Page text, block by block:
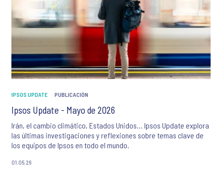
IPSOS UPDATE PUBLICACIÓN
Ipsos Update - Mayo de 2026
Irán, el cambio climático, Estados Unidos… Ipsos Update explora
las últimas investigaciones y reflexiones sobre temas clave de
los equipos de Ipsos en todo el mundo.
01.05.26